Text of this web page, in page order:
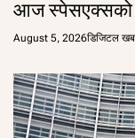
आज स्पेसएक्सको
August 5, 2026डिजिटल